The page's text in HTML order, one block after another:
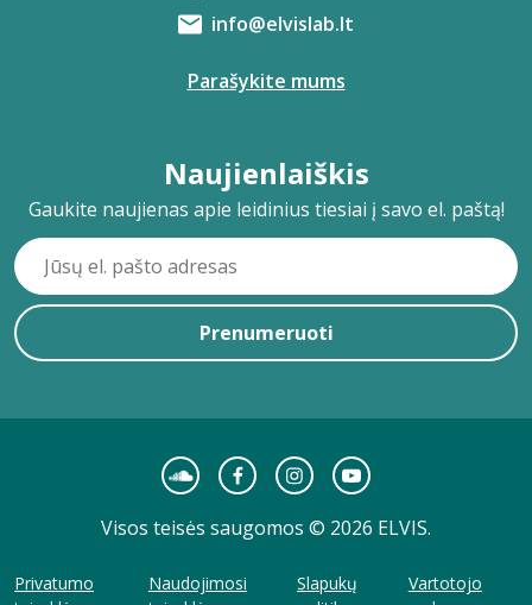
info@elvislab.lt
Parašykite mums
Naujienlaiškis
Gaukite naujienas apie leidinius tiesiai į savo el. paštą!
Prenumeruoti
Visos teisės saugomos © 2026 ELVIS.
Privatumo
Naudojimosi
Slapukų
Vartotojo